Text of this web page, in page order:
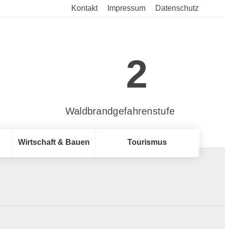
Kontakt Impressum Datenschutz
2
Waldbrandgefahrenstufe
Wirtschaft & Bauen Tourismus